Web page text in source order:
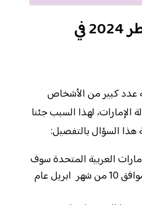
متى موعد عيد الفطر 2024 في
عدد كبير من الأشخاص
الإمارات، لهذا السبب جئنا
هذا السؤال بالتفصيل:
العربية المتحدة سوف
يكون في يوم الإثنين الموافق 10 من شهر ابريل عام